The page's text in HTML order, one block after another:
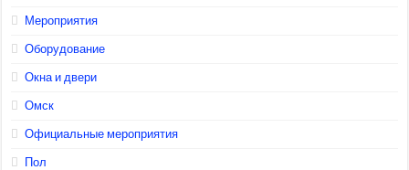
Мероприятия
Оборудование
Окна и двери
Омск
Официальные мероприятия
Пол